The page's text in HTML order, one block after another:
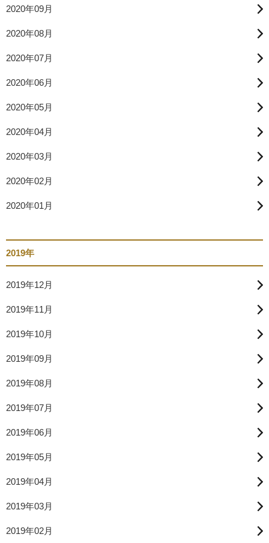
2020年09月
2020年08月
2020年07月
2020年06月
2020年05月
2020年04月
2020年03月
2020年02月
2020年01月
2019年
2019年12月
2019年11月
2019年10月
2019年09月
2019年08月
2019年07月
2019年06月
2019年05月
2019年04月
2019年03月
2019年02月